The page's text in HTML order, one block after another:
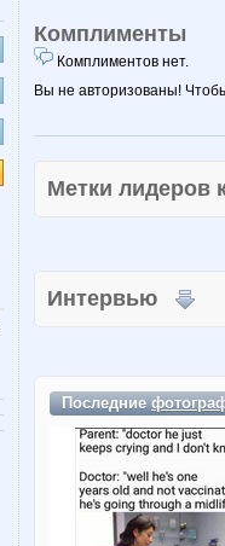
Комплименты
Комплиментов нет.
Вы не авторизованы!
Метки
Интервью
Последние